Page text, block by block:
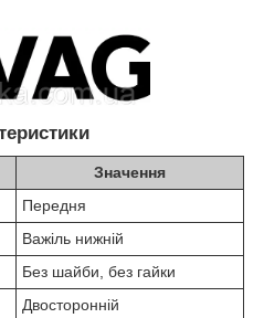
Значення
Передня
Важіль нижній
Без шайби, без гайки
Двосторонній